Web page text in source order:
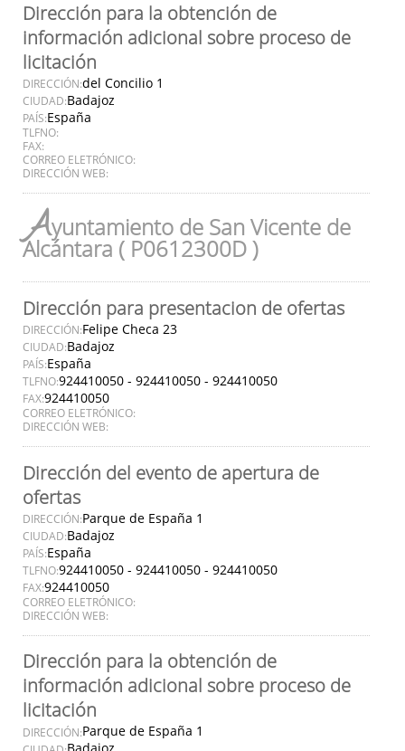
Dirección para la obtención de
información adicional sobre proceso de
licitación
DIRECCIÓN:del Concilio 1
CIUDAD:Badajoz
PAÍS:España
TLFNO:
FAX:
CORREO ELETRÓNICO:
DIRECCIÓN WEB:
Ayuntamiento de San Vicente de
Alcántara ( P0612300D )
Dirección para presentacion de ofertas
DIRECCIÓN:Felipe Checa 23
CIUDAD:Badajoz
PAÍS:España
TLFNO:924410050 - 924410050 - 924410050
FAX:924410050
CORREO ELETRÓNICO:
DIRECCIÓN WEB:
Dirección del evento de apertura de
ofertas
DIRECCIÓN:Parque de España 1
CIUDAD:Badajoz
PAÍS:España
TLFNO:924410050 - 924410050 - 924410050
FAX:924410050
CORREO ELETRÓNICO:
DIRECCIÓN WEB:
Dirección para la obtención de
información adicional sobre proceso de
licitación
DIRECCIÓN:Parque de España 1